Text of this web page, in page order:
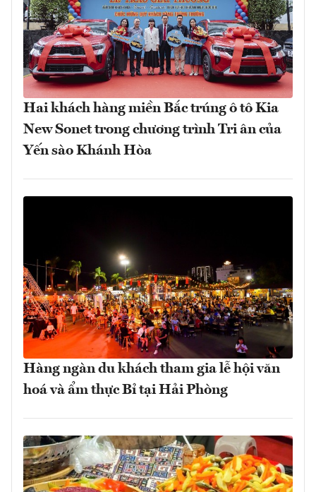
Hai khách hàng miền Bắc trúng ô tô Kia
New Sonet trong chương trình Tri ân của
Yến sào Khánh Hòa
Hàng ngàn du khách tham gia lễ hội văn
hoá và ẩm thực Bỉ tại Hải Phòng